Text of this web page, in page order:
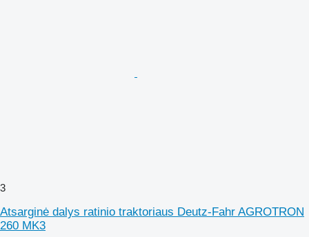
3
Atsarginė dalys ratinio traktoriaus Deutz-Fahr AGROTRON
260 MK3